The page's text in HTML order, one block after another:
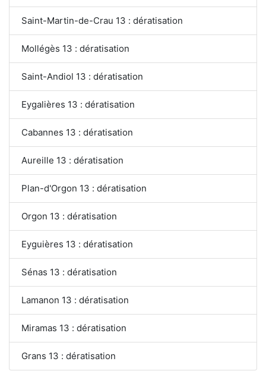
Saint-Martin-de-Crau 13 : dératisation
Mollégès 13 : dératisation
Saint-Andiol 13 : dératisation
Eygalières 13 : dératisation
Cabannes 13 : dératisation
Aureille 13 : dératisation
Plan-d'Orgon 13 : dératisation
Orgon 13 : dératisation
Eyguières 13 : dératisation
Sénas 13 : dératisation
Lamanon 13 : dératisation
Miramas 13 : dératisation
Grans 13 : dératisation